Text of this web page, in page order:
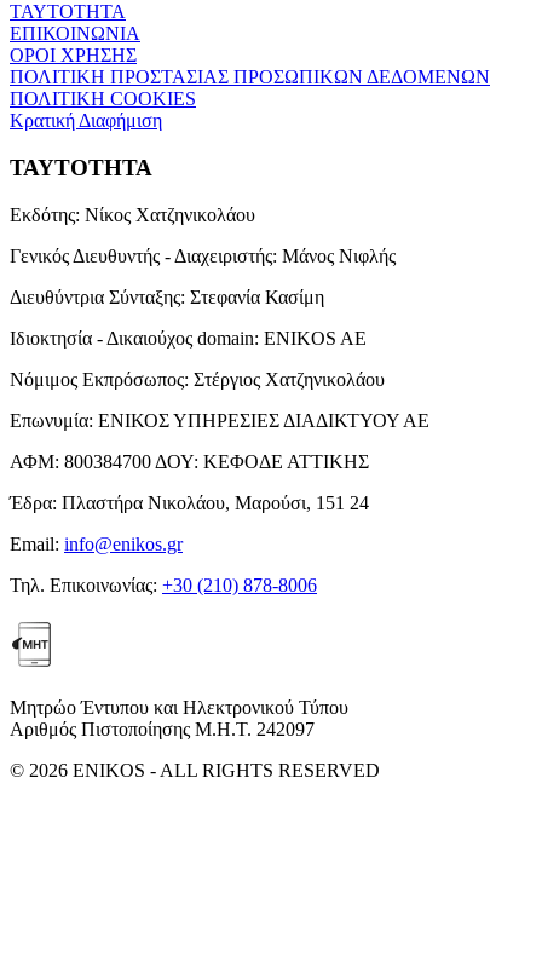
ΤΑΥΤΟΤΗΤΑ
ΕΠΙΚΟΙΝΩΝΙΑ
ΟΡΟΙ ΧΡΗΣΗΣ
ΠΟΛΙΤΙΚΗ ΠΡΟΣΤΑΣΙΑΣ ΠΡΟΣΩΠΙΚΩΝ ΔΕΔΟΜΕΝΩΝ
ΠΟΛΙΤΙΚΗ COOKIES
Κρατική Διαφήμιση
ΤΑΥΤΟΤΗΤΑ
Εκδότης: Νίκος Χατζηνικολάου
Γενικός Διευθυντής - Διαχειριστής: Μάνος Νιφλής
Διευθύντρια Σύνταξης: Στεφανία Κασίμη
Ιδιοκτησία - Δικαιούχος domain: ENIKOS AE
Νόμιμος Εκπρόσωπος: Στέργιος Χατζηνικολάου
Επωνυμία: ΕΝΙΚΟΣ ΥΠΗΡΕΣΙΕΣ ΔΙΑΔΙΚΤΥΟΥ ΑΕ
ΑΦΜ: 800384700 ΔΟΥ: ΚΕΦΟΔΕ ΑΤΤΙΚΗΣ
Έδρα: Πλαστήρα Νικολάου, Μαρούσι, 151 24
Email: info@enikos.gr
Τηλ. Επικοινωνίας: +30 (210) 878-8006
Μητρώο Έντυπου και Ηλεκτρονικού Τύπου
Αριθμός Πιστοποίησης Μ.Η.Τ. 242097
© 2026 ENIKOS - ALL RIGHTS RESERVED